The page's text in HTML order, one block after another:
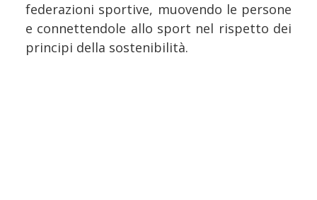
federazioni sportive, muovendo le persone
e connettendole allo sport nel rispetto dei
principi della sostenibilità.